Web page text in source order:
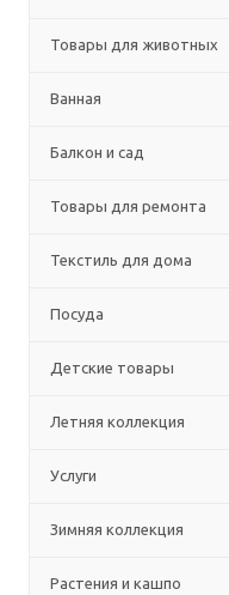
Товары для животных
Ванная
Балкон и сад
Товары для ремонта
Текстиль для дома
Посуда
Детские товары
Летняя коллекция
Услуги
Зимняя коллекция
Растения и кашпо